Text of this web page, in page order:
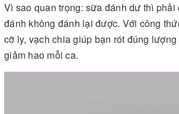
Vì sao quan trọng: sữa đánh dư thì phải
đánh không đánh lại được. Với công
cỡ ly, vạch chia giúp bạn rót đúng
giảm hao mỗi ca.